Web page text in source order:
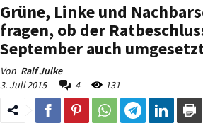
Grüne, Linke und
fragen, ob der
September auch
Von Ralf Julke
3. Juli 2015
4 131